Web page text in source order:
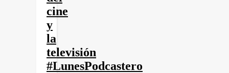
cine
y
la
televisión
#LunesPodcastero